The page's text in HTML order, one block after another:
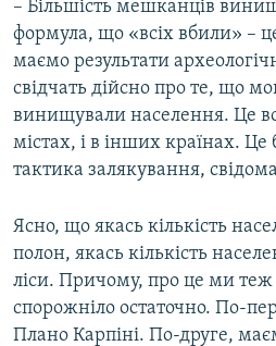
– Більшість мешканців
формула, що «всіх вбили» –
маємо результати
свідчать дійсно про те, що
винищували населення. Це
містах, і в інших країнах. Це
тактика залякування,
Ясно, що якась кількість
полон, якась кількість
ліси. Причому, про це ми теж
спорожніло остаточно. По-
Плано Карпіні. По-друге,